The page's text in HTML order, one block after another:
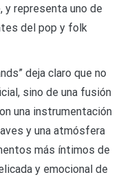
Sons
y representa uno de
del pop y folk
deja claro que no
sino de una fusión
una instrumentación
y una atmósfera
más íntimos de
y emocional de